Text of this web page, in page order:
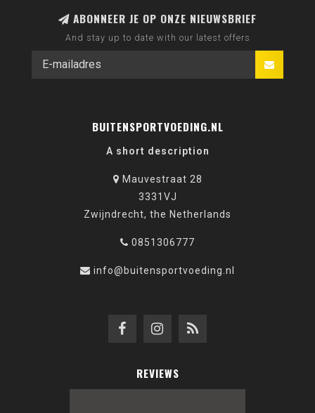
ABONNEER JE OP ONZE NIEUWSBRIEF
And stay up to date with our latest offers
BUITENSPORTVOEDING.NL
A short description
Mauvestraat 28
3331VJ
Zwijndrecht, the Netherlands
0851306777
info@buitensportvoeding.nl
REVIEWS